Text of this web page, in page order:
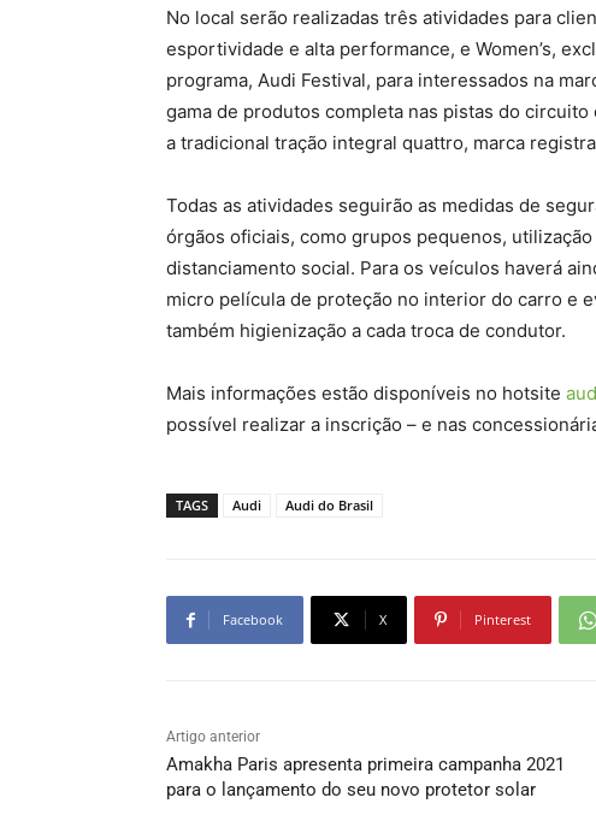
No local serão realizadas três atividades para
esportividade e alta performance, e Women’s,
programa, Audi Festival, para interessados na
gama de produtos completa nas pistas do
a tradicional tração integral quattro, marca
Todas as atividades seguirão as medidas de
órgãos oficiais, como grupos pequenos,
distanciamento social. Para os veículos haverá
micro película de proteção no interior do carro e
também higienização a cada troca de condutor.
Mais informações estão disponíveis no hotsite
possível realizar a inscrição – e nas
TAGS Audi Audi do Brasil
Facebook X Pinterest
Artigo anterior
Amakha Paris apresenta primeira campanha 2021
para o lançamento do seu novo protetor solar